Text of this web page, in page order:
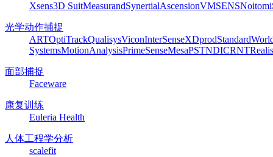
Xsens3D SuitMeasurandSynertialAscensionVMSENSNoitom
光学动作捕捉
ARTOptiTrackQualisysViconInterSenseXDprodStandard
SystemsMotionAnalysisPrimeSenseMesaPSTNDICRNTRealis
面部捕捉
Faceware
康复训练
Euleria Health
人体工程学分析
scalefit